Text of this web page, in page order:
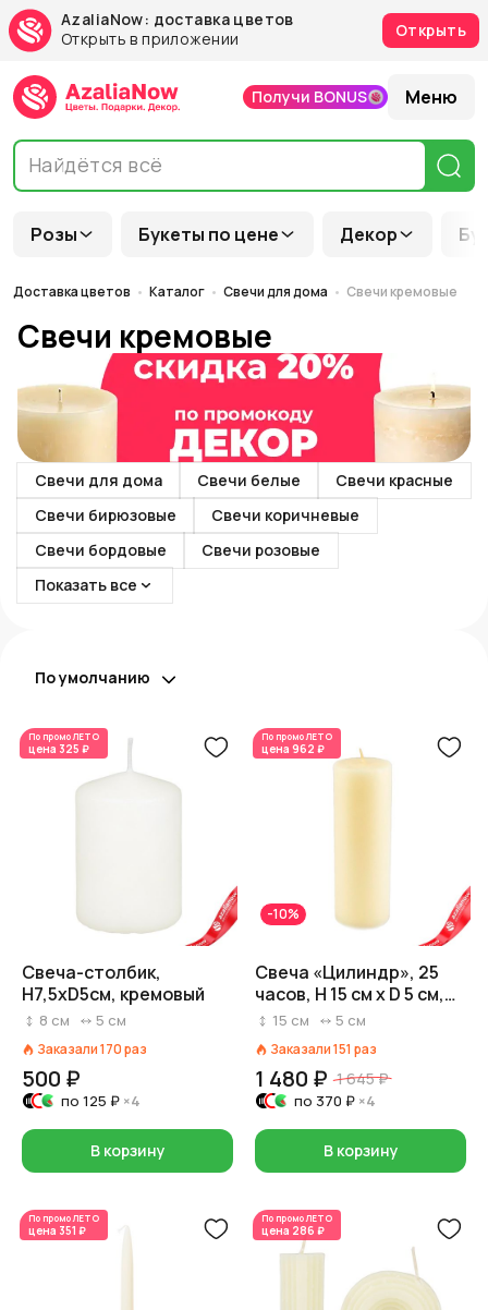
AzaliaNow: доставка цветов
Открыть в приложении
Открыть
Розы Букеты по цене Декор
Получи BONUS Меню
Доставка цветов Каталог Свечи для дома Свечи кремовые
Свечи кремовые
Свечи для дома Свечи белые
Свечи красные
Свечи бирюзовые
Свечи коричневые
Свечи бордовые
Свечи розовые
Показать все
По умолчанию
По промоЛЕТО
цена 325 ₽
Свеча-столбик,
H7,5xD5см, кремовый
8 см 5 см
Заказали170раз
500 ₽
по 125 ₽ ×4
В корзину
По промоЛЕТО
цена 962 ₽
-10%
Свеча «Цилиндр», 25
часов, H 15 см x D 5 см,
кремовый
15 см 5 см
Заказали151 раз
1 480 ₽ 1 645 ₽
по 370 ₽ ×4
В корзину
По промоЛЕТО
цена 351 ₽
По промоЛЕТО
цена 286 ₽